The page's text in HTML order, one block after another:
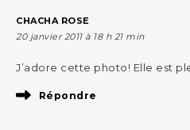
CHACHA ROSE
20 janvier 2011 à 18 h 21 min
J’adore cette photo! Elle est
Répondre